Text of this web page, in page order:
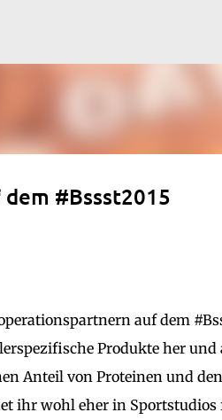
#Bssst2015
auf dem
Produkte her
Anteil von Proteinen und
ihr wohl eher in